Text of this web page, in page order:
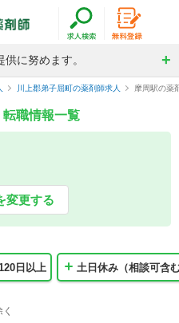
に努めます。
川上郡弟子屈町の薬剤師求人 摩周駅の薬
職情報一覧
変更する
日以上 土日休み（相談可含